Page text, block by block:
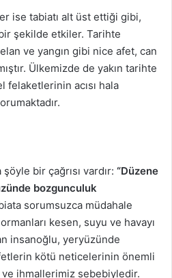
ise tabiatı alt üst ettiği gibi,
bir şekilde etkiler. Tarihte
ve yangın gibi nice afet, can
Ülkemizde de yakın tarihte
felaketlerinin acısı hala
şöyle bir çağrısı vardır: “Düzene
bozgunculuk
sorumsuzca müdahale
kesen, suyu ve havayı
insanoğlu, yeryüzünde
kötü neticelerinin önemli
ve ihmallerimiz sebebiyledir.